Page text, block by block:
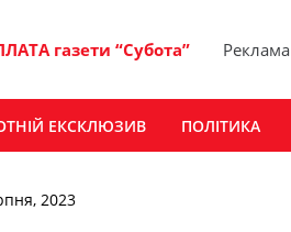
газети “Субота” Реклама
ЕКСКЛЮЗИВ ПОЛІТИКА
2023